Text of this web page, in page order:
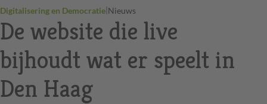
Digitalisering en Democratie|Nieuws
De website die live
bijhoudt wat er speelt in
Den Haag